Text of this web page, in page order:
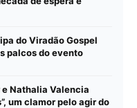
do Viradão Gospel
palcos do evento
Nathalia Valencia
um clamor pelo agir do